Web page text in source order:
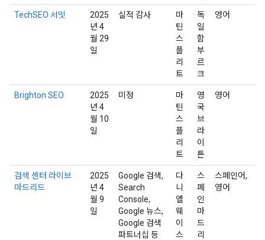
TechSEO 서밋
2025
년 4
월 29
일
실적 감사
마
틴
스
플
리
트
독
일
함
부
르
크
영어
Brighton SEO
2025
년 4
월 10
일
미정
마
틴
스
플
리
트
영
국
브
라
이
튼
영어
검색 센터 라이브
마드리드
2025
년 4
월 9
일
Google 검색,
Search
Console,
Google 뉴스,
Google 검색
파트너십 등
다
니
엘
웨
이
스
스
페
인
마
드
리
스페인어,
영어